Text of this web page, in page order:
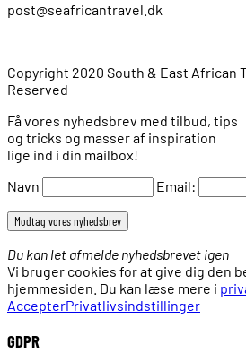
post@seafricantravel.dk
Copyright 2020 South & East African
Reserved
Få vores nyhedsbrev med tilbud, tips
og tricks og masser af inspiration
lige ind i din mailbox!
Navn
Email:
Du kan let afmelde nyhedsbrevet igen
Vi bruger cookies for at give dig den
hjemmesiden. Du kan læse mere i
AccepterPrivatlivsindstillinger
GDPR